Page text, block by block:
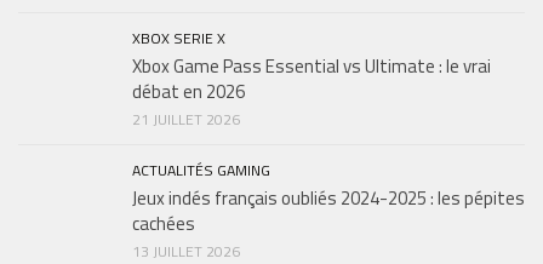
XBOX SERIE X
Xbox Game Pass Essential vs Ultimate : le vrai
débat en 2026
21 JUILLET 2026
ACTUALITÉS GAMING
Jeux indés français oubliés 2024-2025 : les pépites
cachées
13 JUILLET 2026